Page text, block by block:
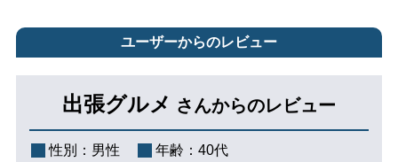
ユーザーからのレビュー
出張グルメ さんからのレビュー
性別： 男性 年齢： 40代